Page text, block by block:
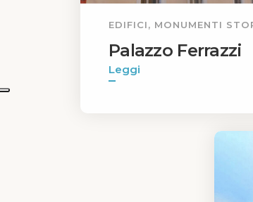
EDIFICI, MONUMENTI
Palazzo Ferrazzi
Leggi